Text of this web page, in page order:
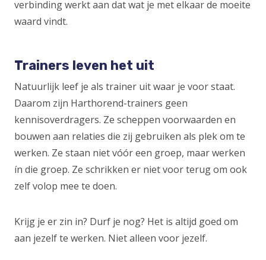
verbinding werkt aan dat wat je met elkaar de moeite
waard vindt.
Trainers leven het uit
Natuurlijk leef je als trainer uit waar je voor staat.
Daarom zijn Harthorend-trainers geen
kennisoverdragers. Ze scheppen voorwaarden en
bouwen aan relaties die zij gebruiken als plek om te
werken. Ze staan niet vóór een groep, maar werken
ín die groep. Ze schrikken er niet voor terug om ook
zelf volop mee te doen.
Krijg je er zin in? Durf je nog? Het is altijd goed om
aan jezelf te werken. Niet alleen voor jezelf.